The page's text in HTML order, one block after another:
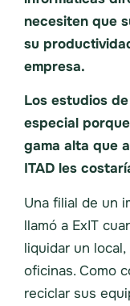
necesiten que
su
empresa.
Los estudios
especial
gama alta que
ITAD les
Una filial de un
llamó a ExIT
liquidar un
oficinas. Como
reciclar sus